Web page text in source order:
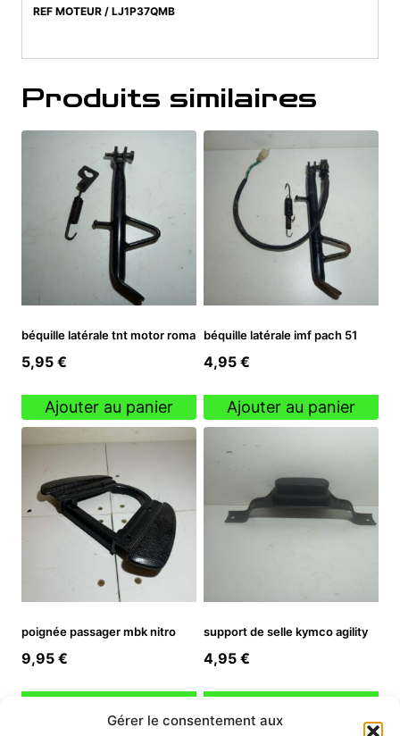
Gérer le consentement aux
REF MOTEUR / LJ1P37QMB
Produits similaires
béquille latérale tnt motor roma
5,95 €
Ajouter au panier
béquille latérale imf pach 51
4,95 €
Ajouter au panier
poignée passager mbk nitro
9,95 €
support de selle kymco agility
4,95 €